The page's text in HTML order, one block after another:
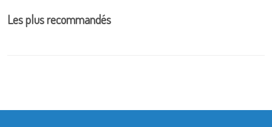
Les plus recommandés